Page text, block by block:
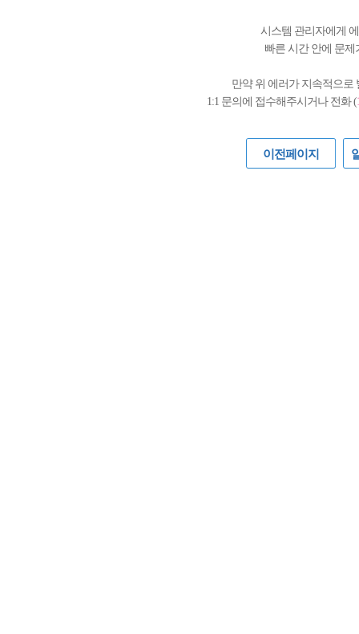
시스템 관리자에게
빠른 시간 안에 문
만약 위 에러가 지속적으로
1:1 문의에 접수해주시거나 전화 (
이전페이지